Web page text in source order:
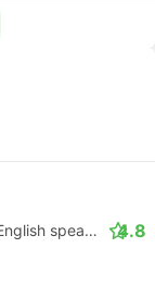
Daytrip private transfer with English speaking driver 4.8